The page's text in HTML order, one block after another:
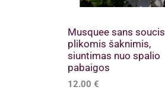
Musquee sans soucis
plikomis šaknimis,
siuntimas nuo spalio
pabaigos
12.00 €